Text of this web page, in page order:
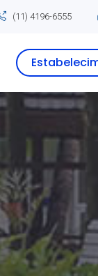
(11) 4196-6555